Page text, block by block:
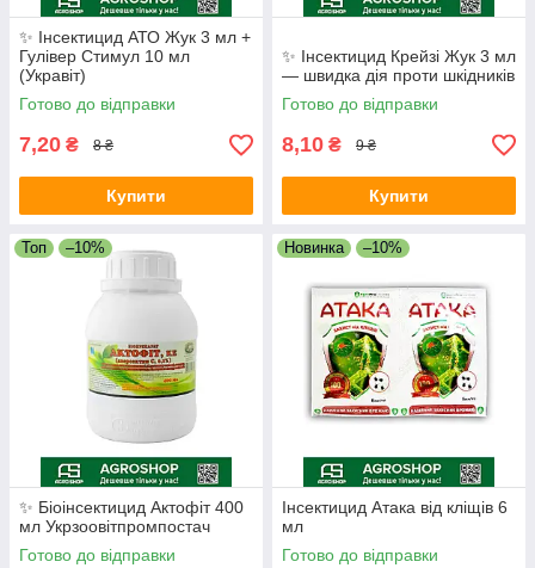
✨ Інсектицид АТО Жук 3 мл +
Гулівер Стимул 10 мл
(Укравіт)
Готово до відправки
7,20 ₴ 8 ₴
Купити
✨ Інсектицид Крейзі Жук 3 мл
— швидка дія проти шкідників
Готово до відправки
8,10 ₴ 9 ₴
Купити
Топ –10%
✨ Біоінсектицид Актофіт 400
мл Укрзоовітпромпостач
Готово до відправки
Новинка –10%
Інсектицид Атака від кліщів 6
мл
Готово до відправки